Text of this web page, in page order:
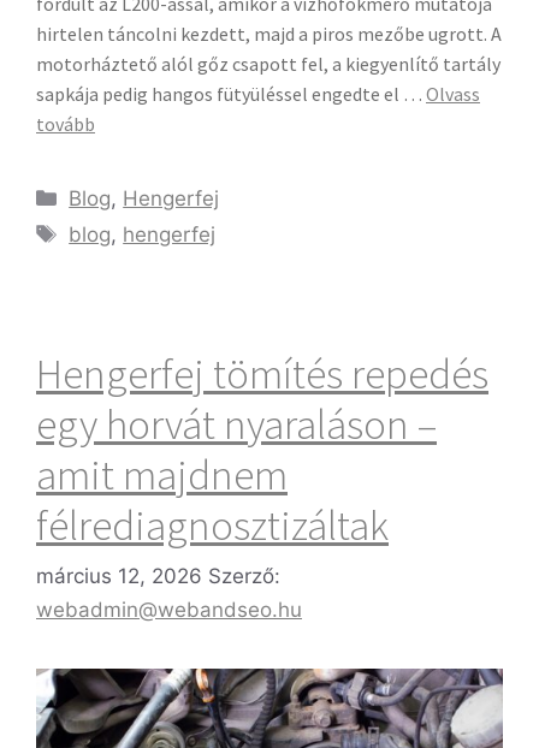
hirtelen táncolni kezdett, majd a piros mezőbe ugrott. A
motorháztető alól gőz csapott fel, a kiegyenlítő tartály
sapkája pedig hangos fütyüléssel engedte el … Olvass
tovább
Blog, Hengerfej
blog, hengerfej
Hengerfej tömítés repedés
egy horvát nyaraláson –
amit majdnem
félrediagnosztizáltak
március 12, 2026 Szerző:
webadmin@webandseo.hu